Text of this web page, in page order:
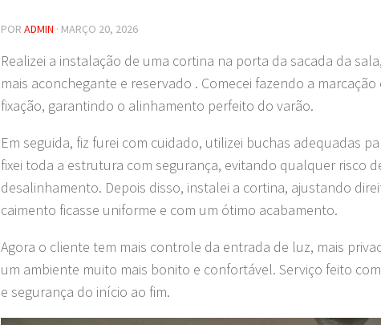
POR ADMIN · MARÇO 20, 2026
Realizei a instalação de uma cortina na porta da sacada da
mais aconchegante e reservado . Comecei fazendo a
fixação, garantindo o alinhamento perfeito do varão.
Em seguida, fiz furei com cuidado, utilizei buchas adequadas
fixei toda a estrutura com segurança, evitando qualquer risco
desalinhamento. Depois disso, instalei a cortina, ajustando
caimento ficasse uniforme e com um ótimo acabamento.
Agora o cliente tem mais controle da entrada de luz, mais
um ambiente muito mais bonito e confortável. Serviço feito
e segurança do início ao fim.